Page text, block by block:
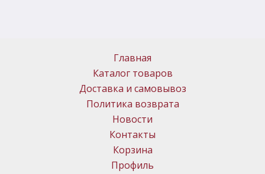
Главная
Каталог товаров
Доставка и самовывоз
Политика возврата
Новости
Контакты
Корзина
Профиль